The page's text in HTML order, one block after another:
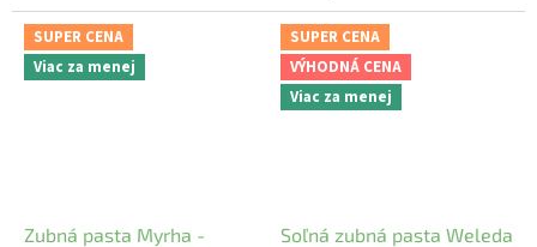
SUPER CENA
Viac za menej
Zubná pasta Myrha -
SUPER CENA
VÝHODNÁ CENA
Viac za menej
Soľná zubná pasta Weleda